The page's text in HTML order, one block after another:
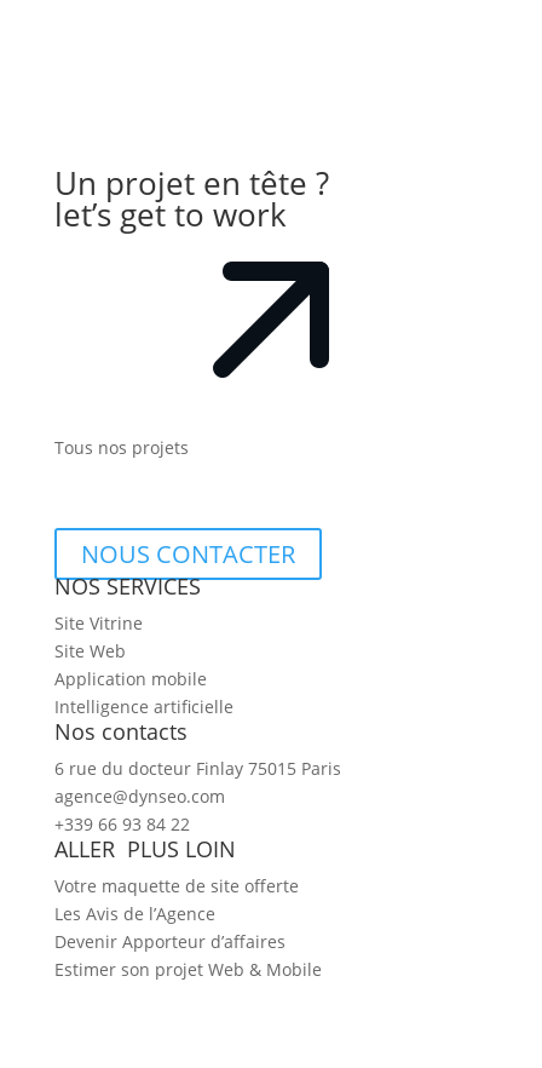
Un projet en tête ?
let’s get to work
Tous nos projets
NOUS CONTACTER
NOS SERVICES
Site Vitrine
Site Web
Application mobile
Intelligence artificielle
Nos contacts
6 rue du docteur Finlay 75015 Paris
agence@dynseo.com
+339 66 93 84 22
ALLER PLUS LOIN
Votre maquette de site offerte
Les Avis de l’Agence
Devenir Apporteur d’affaires
Estimer son projet Web & Mobile